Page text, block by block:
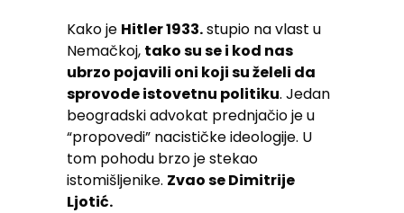
Kako je Hitler 1933.stupio na vlast u
Nemačkoj, tako su se i kod nas
ubrzo pojavili oni koji su želeli da
sprovode istovetnu politiku. Jedan
beogradski advokat prednjačio je u
“propovedi” nacističke ideologije. U
tom pohodu brzo je stekao
istomišljenike. Zvao se Dimitrije
Ljotić.